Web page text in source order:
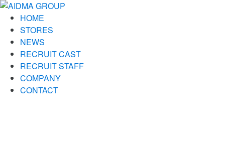
HOME
STORES
NEWS
RECRUIT CAST
RECRUIT STAFF
COMPANY
CONTACT